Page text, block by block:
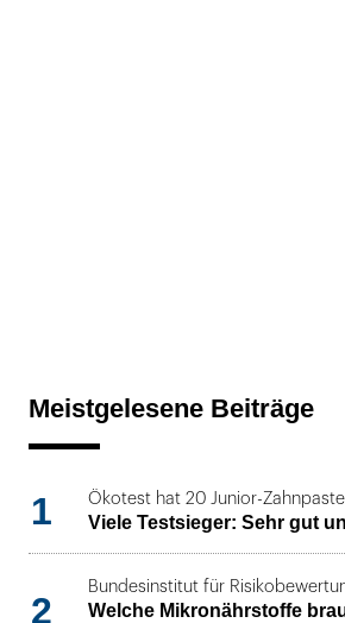
Meistgelesene Beiträge
1 Ökotest hat 20 Junior-
Viele Testsieger: Sehr gut
2
Bundesinstitut für
Welche Mikronährstoffe